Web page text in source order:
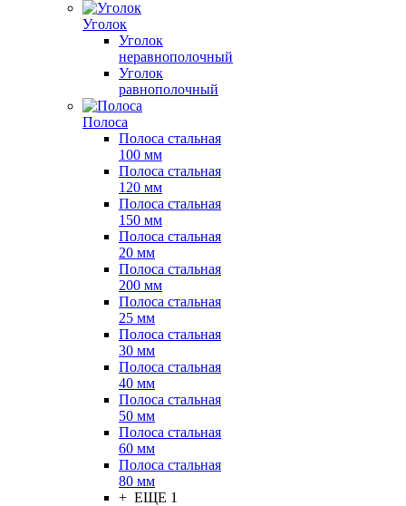
Уголок
Уголок
неравнополочный
Уголок
равнополочный
Полоса
Полоса стальная
100 мм
Полоса стальная
120 мм
Полоса стальная
150 мм
Полоса стальная
20 мм
Полоса стальная
200 мм
Полоса стальная
25 мм
Полоса стальная
30 мм
Полоса стальная
40 мм
Полоса стальная
50 мм
Полоса стальная
60 мм
Полоса стальная
80 мм
+ ЕЩЕ 1